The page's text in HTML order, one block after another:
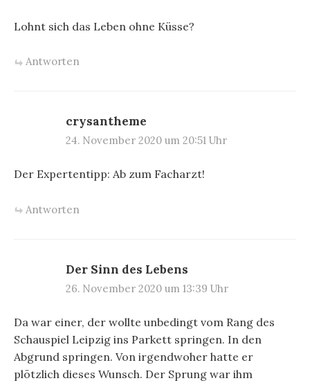
Lohnt sich das Leben ohne Küsse?
Antworten
crysantheme
24. November 2020 um 20:51 Uhr
Der Expertentipp: Ab zum Facharzt!
Antworten
Der Sinn des Lebens
26. November 2020 um 13:39 Uhr
Da war einer, der wollte unbedingt vom Rang des
Schauspiel Leipzig ins Parkett springen. In den
Abgrund springen. Von irgendwoher hatte er
plötzlich dieses Wunsch. Der Sprung war ihm